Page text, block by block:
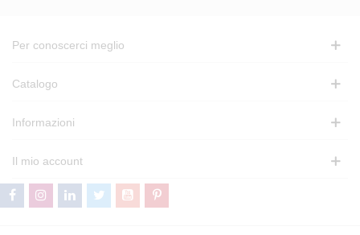
Per conoscerci meglio
Catalogo
Informazioni
Il mio account